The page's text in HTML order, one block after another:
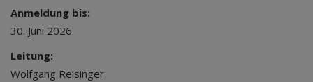
Anmeldung bis:
30. Juni 2026
Leitung:
Wolfgang Reisinger